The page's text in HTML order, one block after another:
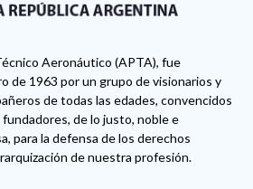
Aeronáutico (APTA), fue
de 1963 por un grupo de visionarios y
de todas las edades, convencidos
de lo justo, noble e
para la defensa de los derechos
de nuestra profesión.